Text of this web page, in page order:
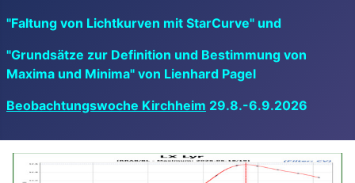
"Faltung von Lichtkurven mit StarCurve" und
"Grundsätze zur Definition und Bestimmung von
Maxima und Minima" von Lienhard Pagel
Beobachtungswoche Kirchheim 29.8.-6.9.2026